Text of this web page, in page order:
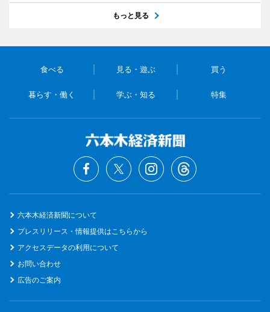
もっと見る
食べる 見る・遊ぶ 買う
暮らす・働く 学ぶ・知る 特集
六本木経済新聞について
プレスリリース・情報提供はこちらから
アクセスデータの利用について
お問い合わせ
広告のご案内